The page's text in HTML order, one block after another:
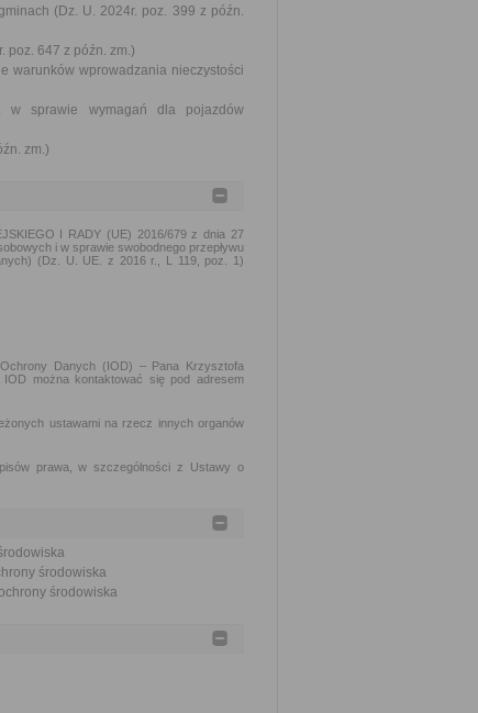
(Dz. U. 2024r. poz. 399 z późn.
poz. 647 z późn. zm.)
warunków wprowadzania nieczystości
w sprawie wymagań dla pojazdów
zm.)
I RADY (UE) 2016/679 z dnia 27
i w sprawie swobodnego przepływu
(Dz. U. UE. z 2016 r., L 119, poz. 1)
Danych (IOD) – Pana Krzysztofa
można kontaktować się pod adresem
ustawami na rzecz innych organów
prawa, w szczególności z Ustawy o
środowiska
środowiska